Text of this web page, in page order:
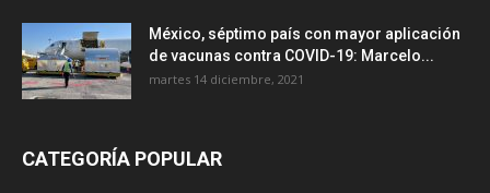
México, séptimo país con mayor aplicación
de vacunas contra COVID-19: Marcelo...
martes 14 diciembre, 2021
CATEGORÍA POPULAR